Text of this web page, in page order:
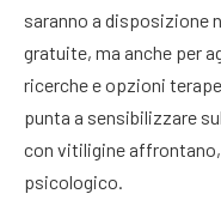
saranno a disposizione
gratuite, ma anche per
ricerche e opzioni
punta a sensibilizzare
con vitiligine
psicologico.